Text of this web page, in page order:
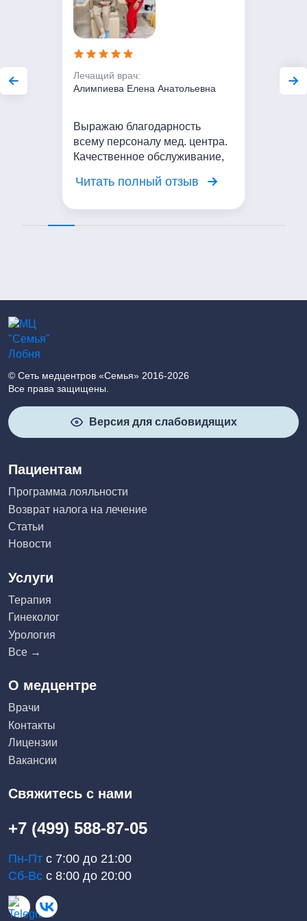
Лечащий врач:
Алимпиева Елена Анатольевна
Выражаю благодарность
всему персоналу мед. центра.
Качественное обслуживание,
довольна посещением центра!
Читать полный отзыв
© Сеть медцентров «Семья» 2016-2026
Все права защищены.
Версия для слабовидящих
Пациентам
Программа лояльности
Возврат налога на лечение
Статьи
Новости
Услуги
Терапия
Гинеколог
Урология
Все →
О медцентре
Врачи
Контакты
Лицензии
Вакансии
Свяжитесь с нами
+7 (499) 588-87-05
Пн-Пт с 7:00 до 21:00
Сб-Вс с 8:00 до 20:00